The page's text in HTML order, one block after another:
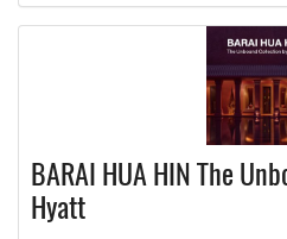
BARAI HUA HIN The
Hyatt